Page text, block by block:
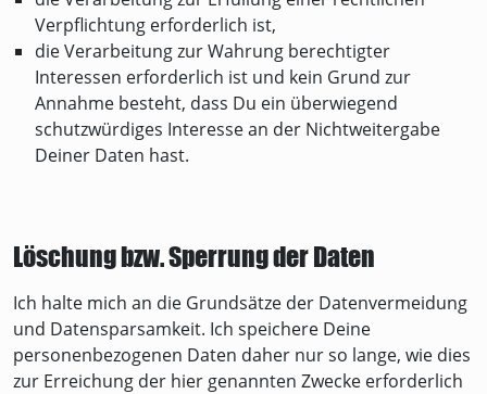
Verpflichtung erforderlich ist,
die Verarbeitung zur Wahrung berechtigter
Interessen erforderlich ist und kein Grund zur
Annahme besteht, dass Du ein überwiegend
schutzwürdiges Interesse an der Nichtweitergabe
Deiner Daten hast.
Löschung bzw. Sperrung der Daten
Ich halte mich an die Grundsätze der Datenvermeidung
und Datensparsamkeit. Ich speichere Deine
personenbezogenen Daten daher nur so lange, wie dies
zur Erreichung der hier genannten Zwecke erforderlich